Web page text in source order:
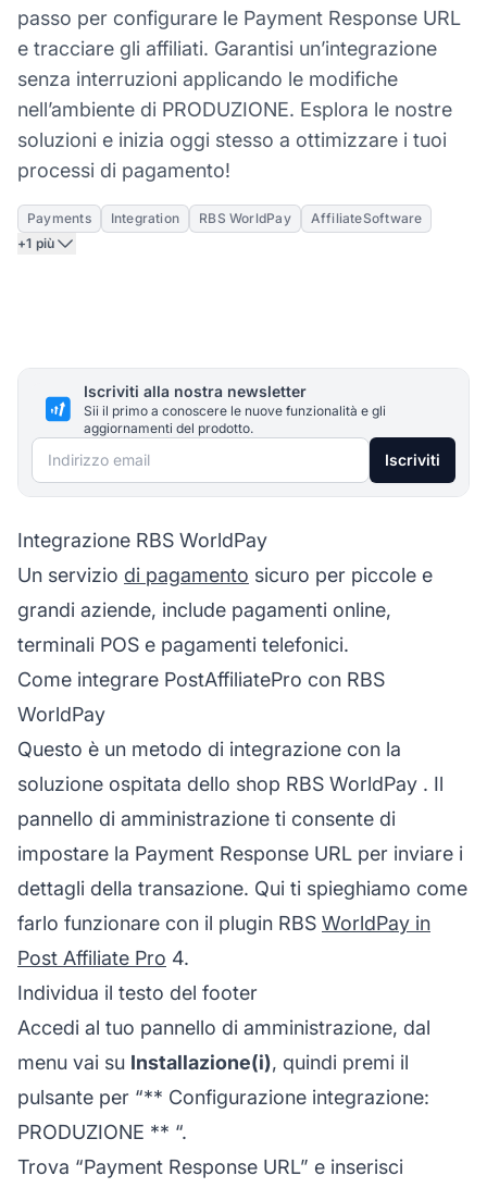
passo per configurare le Payment Response URL
e tracciare gli affiliati. Garantisi un’integrazione
senza interruzioni applicando le modifiche
nell’ambiente di PRODUZIONE. Esplora le nostre
soluzioni e inizia oggi stesso a ottimizzare i tuoi
processi di pagamento!
Payments Integration RBS WorldPay
AffiliateSoftware
+1 più
Iscriviti alla nostra newsletter
Sii il primo a conoscere le nuove funzionalità e gli
aggiornamenti del prodotto.
Indirizzo email Iscriviti
Integrazione RBS WorldPay
Un servizio di pagamento sicuro per piccole e
grandi aziende, include pagamenti online,
terminali POS e pagamenti telefonici.
Come integrare PostAffiliatePro con RBS
WorldPay
Questo è un metodo di integrazione con la
soluzione ospitata dello shop RBS WorldPay . Il
pannello di amministrazione ti consente di
impostare la Payment Response URL per inviare i
dettagli della transazione. Qui ti spieghiamo come
farlo funzionare con il plugin RBS WorldPay in
Post Affiliate Pro 4.
Individua il testo del footer
Accedi al tuo pannello di amministrazione, dal
menu vai su Installazione(i), quindi premi il
pulsante per “** Configurazione integrazione:
PRODUZIONE ** “.
Trova “Payment Response URL” e inserisci